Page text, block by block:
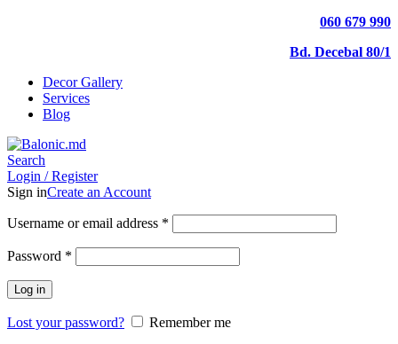
060 679 990
Bd. Decebal 80/1
Decor Gallery
Services
Blog
Search
Login / Register
Sign inCreate an Account
Username or email address *
Password *
Log in
Lost your password?
Remember me